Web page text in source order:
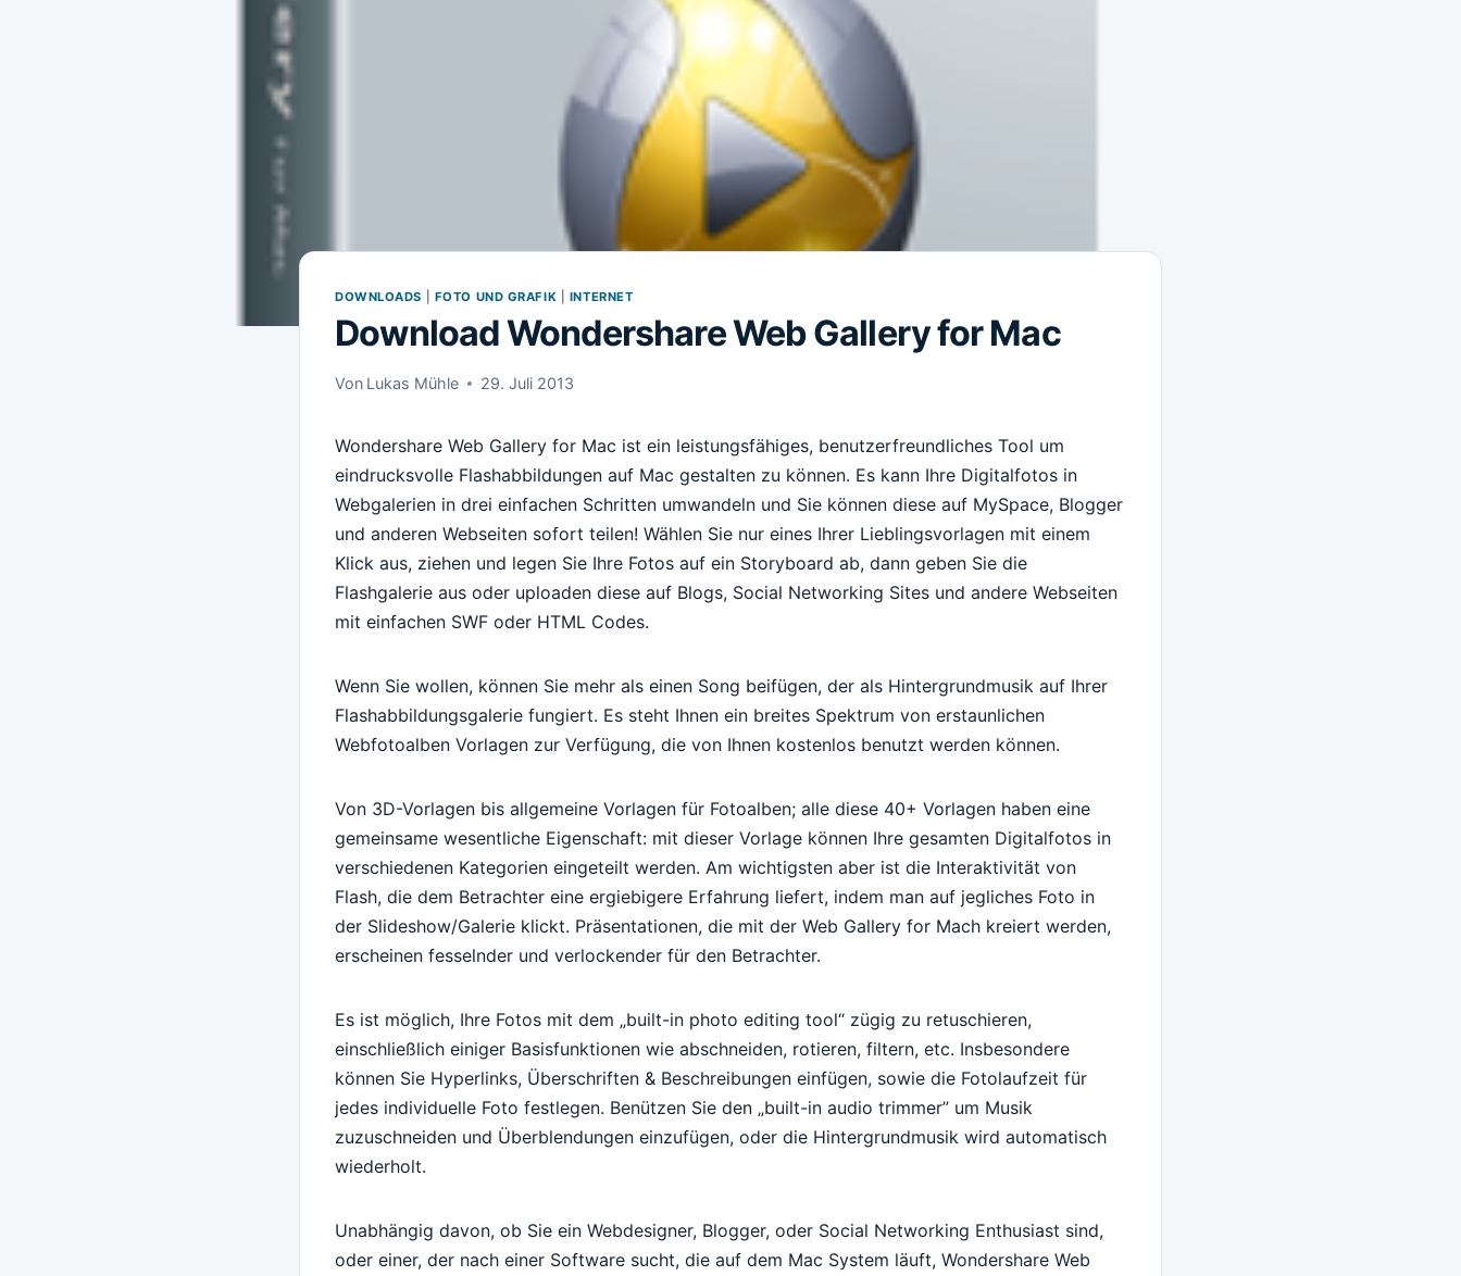
DOWNLOADS FOTO UND GRAFIK INTERNET
Download Wondershare Web Gallery for Mac
Von Lukas Mühle 29. Juli 2013
Wondershare Web Gallery for Mac ist ein leistungsfähiges, benutzerfreundliches Tool um
eindrucksvolle Flashabbildungen auf Mac gestalten zu können. Es kann Ihre Digitalfotos in
Webgalerien in drei einfachen Schritten umwandeln und Sie können diese auf MySpace, Blogger
und anderen Webseiten sofort teilen! Wählen Sie nur eines Ihrer Lieblingsvorlagen mit einem
Klick aus, ziehen und legen Sie Ihre Fotos auf ein Storyboard ab, dann geben Sie die
Flashgalerie aus oder uploaden diese auf Blogs, Social Networking Sites und andere Webseiten
mit einfachen SWF oder HTML Codes.
Wenn Sie wollen, können Sie mehr als einen Song beifügen, der als Hintergrundmusik auf Ihrer
Flashabbildungsgalerie fungiert. Es steht Ihnen ein breites Spektrum von erstaunlichen
Webfotoalben Vorlagen zur Verfügung, die von Ihnen kostenlos benutzt werden können.
Von 3D-Vorlagen bis allgemeine Vorlagen für Fotoalben; alle diese 40+ Vorlagen haben eine
gemeinsame wesentliche Eigenschaft: mit dieser Vorlage können Ihre gesamten Digitalfotos in
verschiedenen Kategorien eingeteilt werden. Am wichtigsten aber ist die Interaktivität von
Flash, die dem Betrachter eine ergiebigere Erfahrung liefert, indem man auf jegliches Foto in
der Slideshow/Galerie klickt. Präsentationen, die mit der Web Gallery for Mach kreiert werden,
erscheinen fesselnder und verlockender für den Betrachter.
Es ist möglich, Ihre Fotos mit dem „built-in photo editing tool“ zügig zu retuschieren,
einschließlich einiger Basisfunktionen wie abschneiden, rotieren, filtern, etc. Insbesondere
können Sie Hyperlinks, Überschriften & Beschreibungen einfügen, sowie die Fotolaufzeit für
jedes individuelle Foto festlegen. Benützen Sie den „built-in audio trimmer” um Musik
zuzuschneiden und Überblendungen einzufügen, oder die Hintergrundmusik wird automatisch
wiederholt.
Unabhängig davon, ob Sie ein Webdesigner, Blogger, oder Social Networking Enthusiast sind,
oder einer, der nach einer Software sucht, die auf dem Mac System läuft, Wondershare Web